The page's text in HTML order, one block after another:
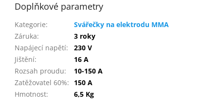
Doplňkové parametry
Kategorie:
Svářečky na elektrodu MMA
Záruka:
3 roky
Napájecí napětí:
230 V
Jištění:
16 A
Rozsah proudu:
10-150 A
Zatěžovatel 60%:
150 A
Hmotnost: 6,5 Kg